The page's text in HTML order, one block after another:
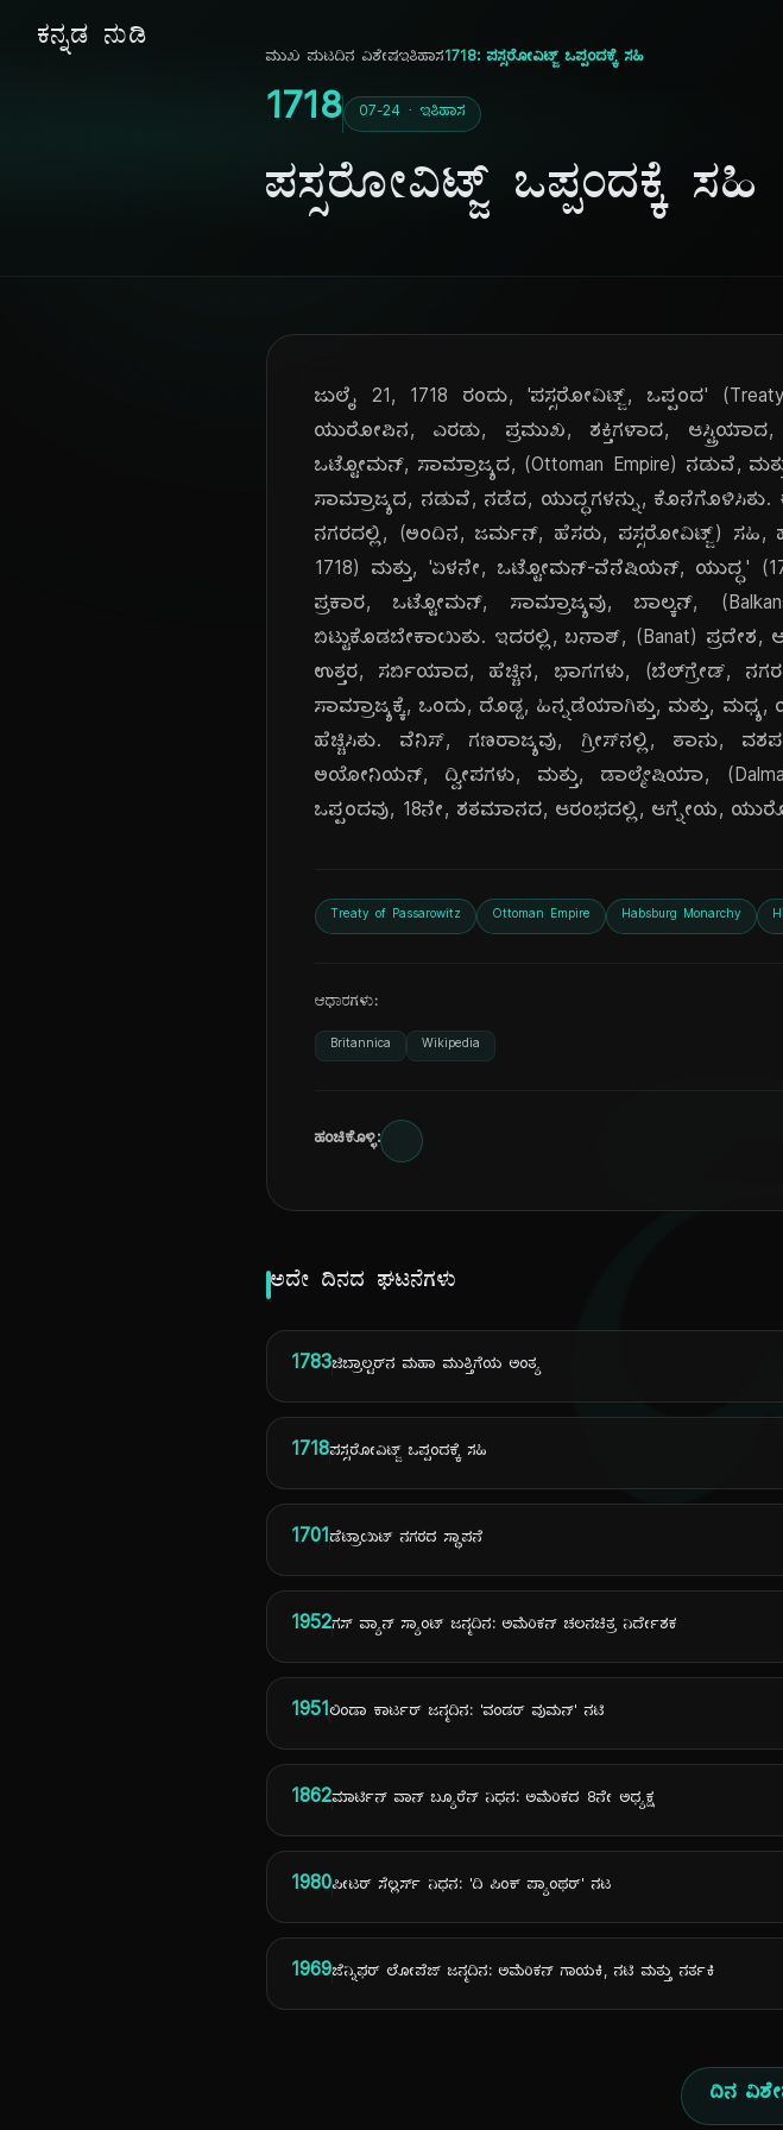
ಕನ್ನಡ ನುಡಿ
ಮುಖ ಪುಟದಿನ ವಿಶೇಷಇತಿಹಾಸ1718: ಪಸ್ಸರೋವಿಟ್ಜ್ ಒಪ್ಪಂದಕ್ಕೆ ಸಹಿ
1718 07-24 · ಇತಿಹಾಸ
ಪಸ್ಸರೋವಿಟ್ಜ್ ಒಪ್ಪಂದಕ್ಕೆ ಸಹಿ
ಜುಲೈ 21, 1718 ರಂದು, 'ಪಸ್ಸರೋವಿಟ್ಜ್, ಒಪ್ಪಂದ'
ಯುರೋಪಿನ, ಎರಡು, ಪ್ರಮುಖ, ಶಕ್ತಿಗಳಾದ, ಆಸ್ಟ್ರಿಯಾದ,
ಒಟ್ಟೋಮನ್, ಸಾಮ್ರಾಜ್ಯದ, (Ottoman Empire) ನಡುವೆ,
ಸಾಮ್ರಾಜ್ಯದ, ನಡುವೆ, ನಡೆದ, ಯುದ್ಧಗಳನ್ನು,
ನಗರದಲ್ಲಿ, (ಅಂದಿನ, ಜರ್ಮನ್, ಹೆಸರು, ಪಸ್ಸರೋವಿಟ್ಜ್) ಸಹಿ,
1718) ಮತ್ತು, 'ಏಳನೇ, ಒಟ್ಟೋಮನ್-ವೆನೆಷಿಯನ್, ಯುದ್ಧ'
ಪ್ರಕಾರ, ಒಟ್ಟೋಮನ್, ಸಾಮ್ರಾಜ್ಯವು, ಬಾಲ್ಕನ್,
ಬಿಟ್ಟುಕೊಡಬೇಕಾಯಿತು. ಇದರಲ್ಲಿ, ಬನಾತ್, (Banat)
ಉತ್ತರ, ಸರ್ಬಿಯಾದ, ಹೆಚ್ಚಿನ, ಭಾಗಗಳು, (ಬೆಲ್‌ಗ್ರೇಡ್,
ಸಾಮ್ರಾಜ್ಯಕ್ಕೆ, ಒಂದು, ದೊಡ್ಡ, ಹಿನ್ನಡೆಯಾಗಿತ್ತು, ಮತ್ತು, ಮಧ್ಯ,
ಹೆಚ್ಚಿಸಿತು. ವೆನಿಸ್, ಗಣರಾಜ್ಯವು, ಗ್ರೀಸ್‌ನಲ್ಲಿ, ತಾನು,
ಅಯೋನಿಯನ್, ದ್ವೀಪಗಳು, ಮತ್ತು, ಡಾಲ್ಮೇಷಿಯಾ,
ಒಪ್ಪಂದವು, 18ನೇ, ಶತಮಾನದ, ಆರಂಭದಲ್ಲಿ, ಆಗ್ನೇಯ,
Treaty of Passarowitz Ottoman Empire Habsburg Monarchy
ಆಧಾರಗಳು:
Britannica Wikipedia
ಹಂಚಿಕೊಳ್ಳಿ:
ಅದೇ ದಿನದ ಘಟನೆಗಳು
1783ಜಿಬ್ರಾಲ್ಟರ್‌ನ ಮಹಾ ಮುತ್ತಿಗೆಯ ಅಂತ್ಯ
1718ಪಸ್ಸರೋವಿಟ್ಜ್ ಒಪ್ಪಂದಕ್ಕೆ ಸಹಿ
1701ಡೆಟ್ರಾಯಿಟ್ ನಗರದ ಸ್ಥಾಪನೆ
1952ಗಸ್ ವ್ಯಾನ್ ಸ್ಯಾಂಟ್ ಜನ್ಮದಿನ: ಅಮೆರಿಕನ್ ಚಲನಚಿತ್ರ ನಿರ್ದೇಶಕ
1951ಲಿಂಡಾ ಕಾರ್ಟರ್ ಜನ್ಮದಿನ: 'ವಂಡರ್ ವುಮನ್' ನಟಿ
1862ಮಾರ್ಟಿನ್ ವಾನ್ ಬ್ಯೂರೆನ್ ನಿಧನ: ಅಮೆರಿಕದ 8ನೇ ಅಧ್ಯಕ್ಷ
1980ಪೀಟರ್ ಸೆಲ್ಲರ್ಸ್ ನಿಧನ: 'ದಿ ಪಿಂಕ್ ಪ್ಯಾಂಥರ್' ನಟ
1969ಜೆನ್ನಿಫರ್ ಲೋಪೆಜ್ ಜನ್ಮದಿನ: ಅಮೆರಿಕನ್ ಗಾಯಕಿ, ನಟಿ ಮತ್ತು ನರ್ತಕಿ
ದಿನ